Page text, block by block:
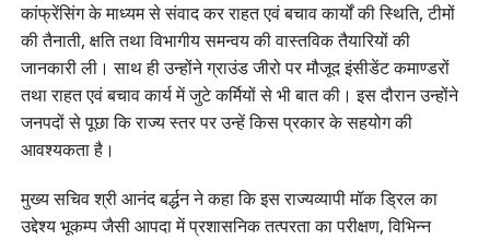
कांफ्रेंसिंग के माध्यम से संवाद कर राहत एवं बचाव कार्यों की स्थिति, टीमों
की तैनाती, क्षति तथा विभागीय समन्वय की वास्तविक तैयारियों की
जानकारी ली। साथ ही उन्होंने ग्राउंड जीरो पर मौजूद इंसीडेंट कमाण्डरों
तथा राहत एवं बचाव कार्य में जुटे कर्मियों से भी बात की। इस दौरान उन्होंने
जनपदों से पूछा कि राज्य स्तर पर उन्हें किस प्रकार के सहयोग की
आवश्यकता है।
मुख्य सचिव श्री आनंद बर्द्धन ने कहा कि इस राज्यव्यापी मॉक ड्रिल का
उद्देश्य भूकम्प जैसी आपदा में प्रशासनिक तत्परता का परीक्षण, विभिन्न